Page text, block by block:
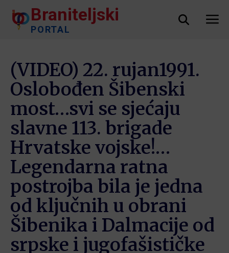
Braniteljski
PORTAL
(VIDEO) 22. rujan1991.
Oslobođen Šibenski
most…svi se sjećaju
slavne 113. brigade
Hrvatske vojske!…
Legendarna ratna
postrojba bila je jedna
od ključnih u obrani
Šibenika i Dalmacije od
srpske i jugofašističke